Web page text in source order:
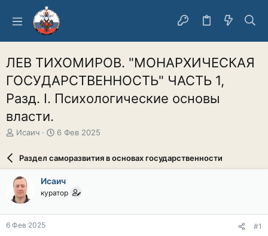
ЛЕВ ТИХОМИРОВ. "МОНАРХИЧЕСКАЯ
ГОСУДАРСТВЕННОСТЬ" ЧАСТЬ 1,
Разд. I. Психологические основы
власти.
А
о
р
т
е
м
ы
Исаич
Д
а
а
ч
л
6 Фев 2025
Раздел саморазвития в основах государственности
Исаич
куратор
6 Фев 2025 #1